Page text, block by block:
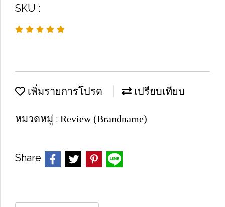
SKU :
เพิ่มรายการโปรด เปรียบเทียบ
หมวดหมู่ : Review (Brandname)
Share